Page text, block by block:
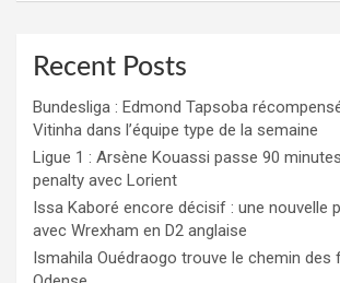
Recent Posts
Bundesliga : Edmond Tapsoba
Vitinha dans l’équipe type de la semaine
Ligue 1 : Arsène Kouassi passe 90
penalty avec Lorient
Issa Kaboré encore décisif : une nouvelle
avec Wrexham en D2 anglaise
Ismahila Ouédraogo trouve le chemin des